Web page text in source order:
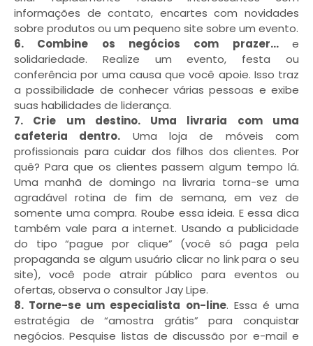
informações de contato, encartes com novidades
sobre produtos ou um pequeno site sobre um evento.
6. Combine os negócios com prazer… e
solidariedade. Realize um evento, festa ou
conferência por uma causa que você apoie. Isso traz
a possibilidade de conhecer várias pessoas e exibe
suas habilidades de liderança.
7. Crie um destino. Uma livraria com uma
cafeteria dentro. Uma loja de móveis com
profissionais para cuidar dos filhos dos clientes. Por
quê? Para que os clientes passem algum tempo lá.
Uma manhã de domingo na livraria torna-se uma
agradável rotina de fim de semana, em vez de
somente uma compra. Roube essa ideia. E essa dica
também vale para a internet. Usando a publicidade
do tipo “pague por clique” (você só paga pela
propaganda se algum usuário clicar no link para o seu
site), você pode atrair público para eventos ou
ofertas, observa o consultor Jay Lipe.
8. Torne-se um especialista on-line. Essa é uma
estratégia de “amostra grátis” para conquistar
negócios. Pesquise listas de discussão por e-mail e